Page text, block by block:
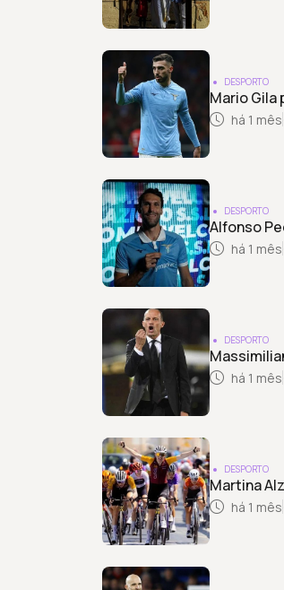
DESPORTO
Mario Gila
há 1 mês
DESPORTO
Alfonso
há 1 mês
DESPORTO
há 1 mês
DESPORTO
Martina
há 1 mês